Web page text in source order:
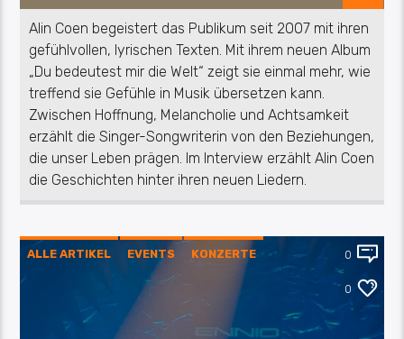
Alin Coen begeistert das Publikum seit 2007 mit ihren
gefühlvollen, lyrischen Texten. Mit ihrem neuen Album
„Du bedeutest mir die Welt“ zeigt sie einmal mehr, wie
treffend sie Gefühle in Musik übersetzen kann.
Zwischen Hoffnung, Melancholie und Achtsamkeit
erzählt die Singer-Songwriterin von den Beziehungen,
die unser Leben prägen. Im Interview erzählt Alin Coen
die Geschichten hinter ihren neuen Liedern.
ALLE ARTIKEL EVENTS KONZERTE
REZENSION
0
0